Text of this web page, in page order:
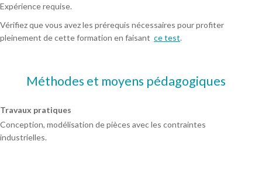
Expérience requise.
Vérifiez que vous avez les prérequis nécessaires pour profiter
pleinement de cette formation en faisant ce test.
Méthodes et moyens pédagogiques
Travaux pratiques
Conception, modélisation de pièces avec les contraintes
industrielles.